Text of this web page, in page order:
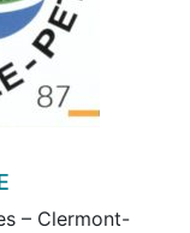
– Clermont-